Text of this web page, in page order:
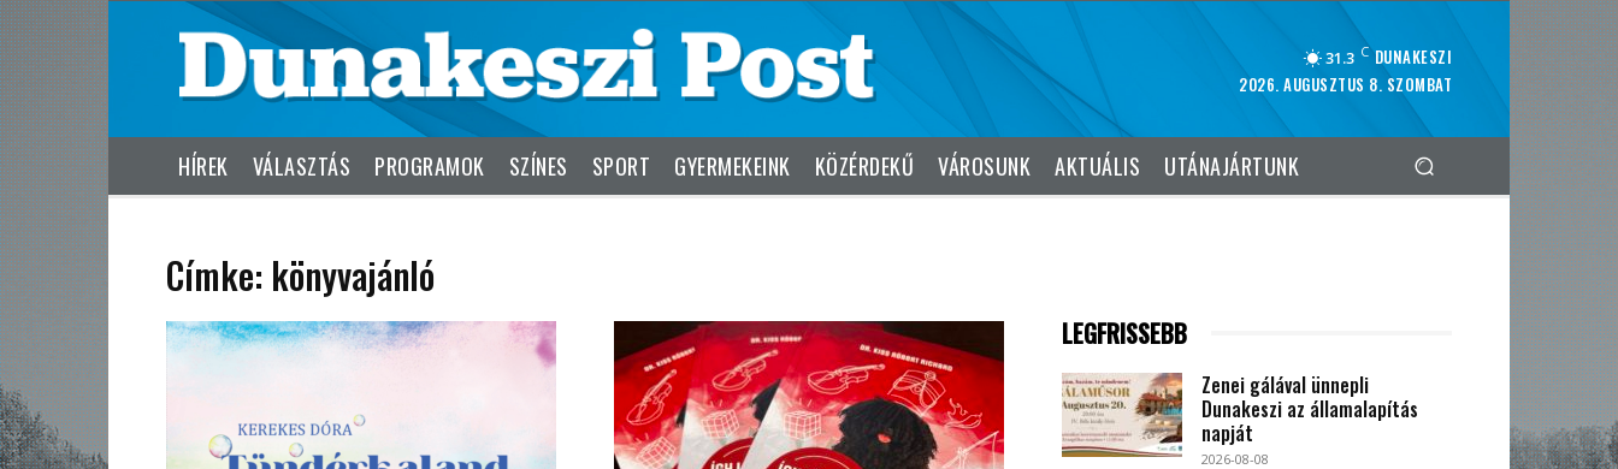
31.3 C DUNAKESZI
2026. AUGUSZTUS 8. SZOMBAT
HÍREK VÁLASZTÁS PROGRAMOK SZÍNES SPORT GYERMEKEINK KÖZÉRDEKŰ VÁROSUNK AKTUÁLIS UTÁNAJÁRTUNK
Címke: könyvajánló
LEGFRISSEBB
Zenei gálával ünnepli
Dunakeszi az államalapítás
napját
2026-08-08